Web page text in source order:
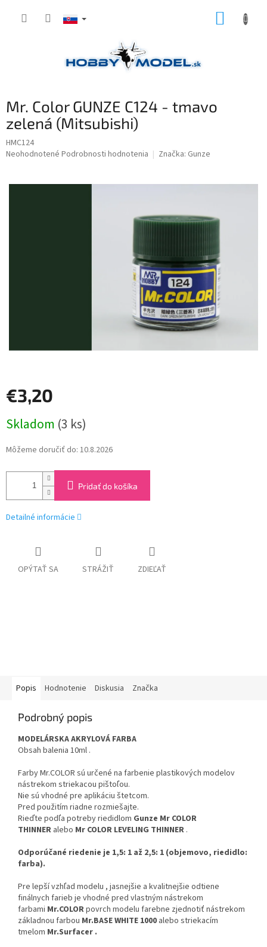
Mr. Color GUNZE C124 - tmavo
zelená (Mitsubishi)
HMC124
Priemerné
je
Neohodnotené Podrobnosti hodnotenia Značka: Gunze
€3,20
cena:
Skladom (3 ks)
Môžeme doručiť do: 10.8.2026
Pridať do košíka
Detailné informácie
OPÝTAŤ SA STRÁŽIŤ ZDIEĽAŤ
Popis Hodnotenie Diskusia Značka
Podrobný popis
MODELÁRSKA AKRYLOVÁ FARBA
Obsah balenia 10ml .
Farby Mr.COLOR sú určené na farbenie plastikových modelov
nástrekom striekacou pištoľou.
Nie sú vhodné pre aplikáciu štetcom.
Pred použitím riadne rozmiešajte.
Rieďte podľa potreby riedidlom Gunze Mr COLOR
THINNER alebo Mr COLOR LEVELING THINNER .
Odporúčané riedenie je 1,5: 1 až 2,5: 1 (objemovo, riedidlo:
farba).
Pre lepší vzhľad modelu , jasnejšie a kvalitnejšie odtiene
finálnych farieb je vhodné pred vlastným nástrekom
farbami Mr.COLORpovrch modelu farebne zjednotiť nástrekom
základnou farbou Mr.BASE WHITE 1000 alebo striekacím
tmelom Mr.Surfacer .